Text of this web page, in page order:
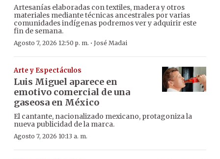
Artesanías elaboradas con textiles, madera y otros
materiales mediante técnicas ancestrales por varias
comunidades indígenas podremos ver y adquirir este
fin de semana.
Agosto 7, 2026 12:50 p. m. · José Madai
Arte y Espectáculos
Luis Miguel aparece en
emotivo comercial de una
gaseosa en México
El cantante, nacionalizado mexicano, protagoniza la
nueva publicidad de la marca.
Agosto 7, 2026 10:13 a. m.